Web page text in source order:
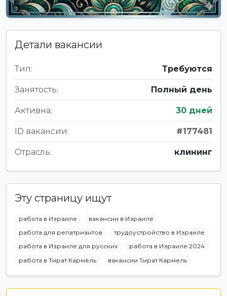
Детали вакансии
Тип: Требуются
Занятость: Полный день
Активна: 30 дней
ID вакансии: #177481
Отрасль: клининг
Эту страницу ищут
работа в Израиле
вакансии в Израиле
работа для репатриантов
трудоустройство в Израиле
работа в Израиле для русских
работа в Израиле 2024
работа в Тират Кармель
вакансии Тират Кармель